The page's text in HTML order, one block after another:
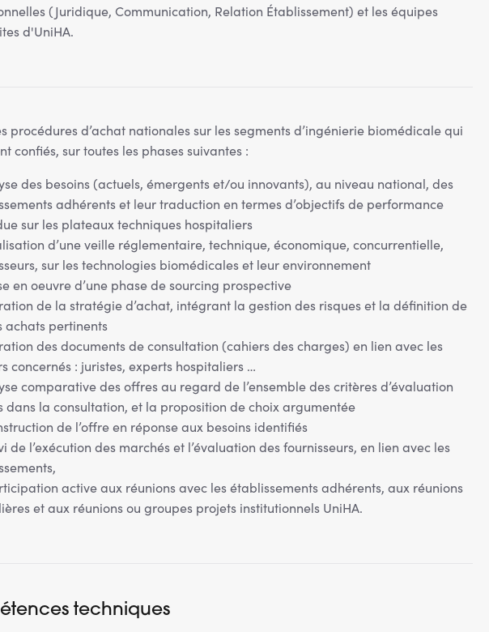
(Juridique, Communication, Relation Établissement) et les équipes
d'UniHA.
procédures d’achat nationales sur les segments d’ingénierie biomédicale qui
confiés, sur toutes les phases suivantes :
des besoins (actuels, émergents et/ou innovants), au niveau national, des
adhérents et leur traduction en termes d’objectifs de performance
sur les plateaux techniques hospitaliers
d’une veille réglementaire, technique, économique, concurrentielle,
sur les technologies biomédicales et leur environnement
en oeuvre d’une phase de sourcing prospective
de la stratégie d’achat, intégrant la gestion des risques et la définition de
achats pertinents
des documents de consultation (cahiers des charges) en lien avec les
concernés : juristes, experts hospitaliers …
comparative des offres au regard de l’ensemble des critères d’évaluation
dans la consultation, et la proposition de choix argumentée
de l’offre en réponse aux besoins identifiés
de l’exécution des marchés et l’évaluation des fournisseurs, en lien avec les
active aux réunions avec les établissements adhérents, aux réunions
et aux réunions ou groupes projets institutionnels UniHA.
techniques